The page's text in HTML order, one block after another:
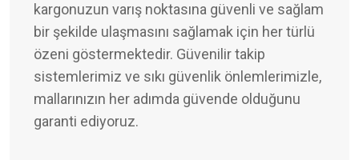
kargonuzun varış noktasına güvenli ve sağlam
bir şekilde ulaşmasını sağlamak için her türlü
özeni göstermektedir. Güvenilir takip
sistemlerimiz ve sıkı güvenlik önlemlerimizle,
mallarınızın her adımda güvende olduğunu
garanti ediyoruz.